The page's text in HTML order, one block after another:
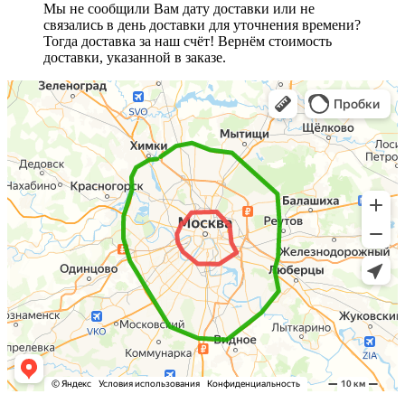
Мы не сообщили Вам дату доставки или не
связались в день доставки для уточнения времени?
Тогда доставка за наш счёт! Вернём стоимость
доставки, указанной в заказе.